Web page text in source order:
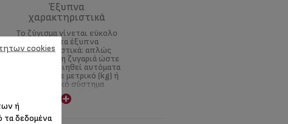
Έξυπνα
χαρακτηριστικά
Το ζύγισμα γίνεται εύκολο
χάρη στα έξυπνα
χαρακτηριστικά: απλώς
ανεβείτε στη ζυγαριά ώστε
να ενεργοποιηθεί αυτόματα
και επιλέξτε μετρικό (kg) ή
βρετανικό σύστημα
μέτρησης (st, lbs), για
επιπλέον διευκόλυνση. Η
ζυγαριά απενεργοποιείται
αυτόματα μετά από 5
ή
τα δεδομένα
cookies